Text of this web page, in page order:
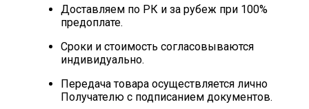
Доставляем по РК и за рубеж при 100%
предоплате.
Сроки и стоимость согласовываются
индивидуально.
Передача товара осуществляется лично
Получателю с подписанием документов.